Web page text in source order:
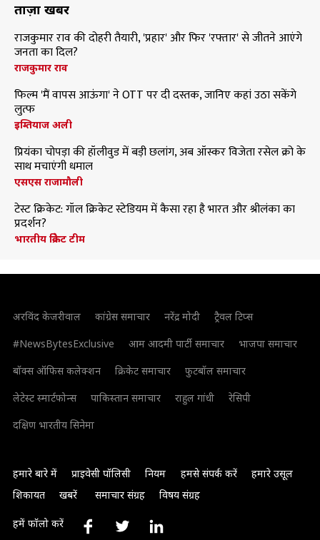
ताज़ा खबरें
राजकुमार राव की दोहरी तैयारी, 'प्रहार' और फिर 'रफ्तार' से जीतने आएंगे
जनता का दिल?
राजकुमार राव
फिल्म 'मैं वापस आऊंगा' ने OTT पर दी दस्तक, जानिए कहां उठा सकेंगे
लुत्फ
इम्तियाज अली
प्रियंका चोपड़ा की हॉलीवुड में बड़ी छलांग, अब ऑस्कर विजेता रसेल क्रो के
साथ मचाएंगी धमाल
एसएस राजामौली
टेस्ट क्रिकेट: गॉल क्रिकेट स्टेडियम में कैसा रहा है भारत और श्रीलंका का
प्रदर्शन?
भारतीय क्रिकेट टीम
अरविंद केजरीवाल कांग्रेस समाचार नरेंद्र मोदी
ट्रैवल टिप्स
#NewsBytesExclusive
आम आदमी पार्टी समाचार
भाजपा समाचार
बॉक्स ऑफिस कलेक्शन
क्रिकेट समाचार
फुटबॉल समाचार
लेटेस्ट स्मार्टफोन्स
पाकिस्तान समाचार राहुल गांधी
रेसिपी
दक्षिण भारतीय सिनेमा
हमारे बारे में प्राइवेसी पॉलिसी नियम हमसे संपर्क करें
हमारे उसूल
शिकायत
खबरें समाचार संग्रह विषय संग्रह
हमें फॉलो करें